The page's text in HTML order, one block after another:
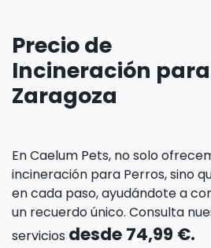
Precio de
Incineración para
Zaragoza
En Caelum Pets, no solo
incineración para Perros, sino
en cada paso, ayudándote a
un recuerdo único. Consulta
servicios desde 74,99 €.